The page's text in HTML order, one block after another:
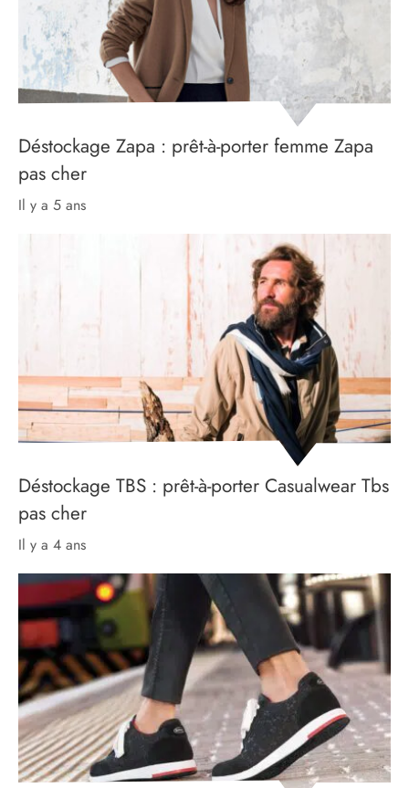
Déstockage Zapa : prêt-à-porter femme Zapa
pas cher
il y a 5 ans
Déstockage TBS : prêt-à-porter Casualwear Tbs
pas cher
il y a 4 ans